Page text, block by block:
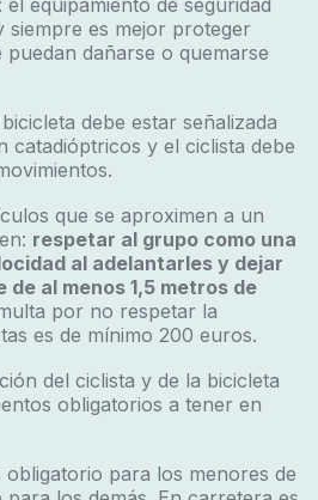
el equipamiento de seguridad
siempre es mejor proteger
dañarse o quemarse
debe estar señalizada
y el ciclista debe
que se aproximen a un
respetar al grupo como una
al adelantarles y dejar
al menos 1,5 metros de
por no respetar la
es de mínimo 200 euros.
del ciclista y de la bicicleta
obligatorios a tener en
obligatorio para los menores de